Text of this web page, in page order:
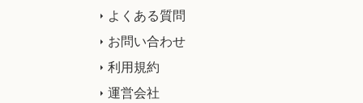
よくある質問
お問い合わせ
利用規約
運営会社